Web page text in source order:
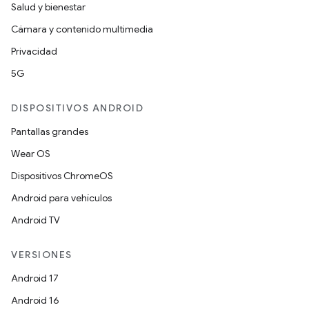
Salud y bienestar
Cámara y contenido multimedia
Privacidad
5G
DISPOSITIVOS ANDROID
Pantallas grandes
Wear OS
Dispositivos ChromeOS
Android para vehículos
Android TV
VERSIONES
Android 17
Android 16